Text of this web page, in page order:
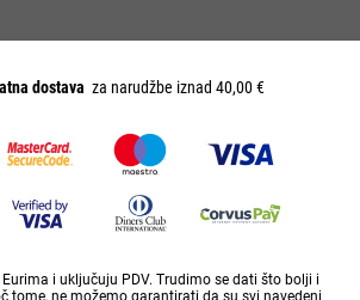
dostava za narudžbe iznad 40,00 €
i uključuju PDV. Trudimo se dati što bolji i
tome, ne možemo garantirati da su svi navedeni